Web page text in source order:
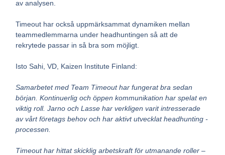
av analysen.
Timeout har också uppmärksammat dynamiken mellan
teammedlemmarna under headhuntingen så att de
rekrytede passar in så bra som möjligt.
Isto Sahi, VD, Kaizen Institute Finland:
Samarbetet med Team Timeout har fungerat bra sedan
början. Kontinuerlig och öppen kommunikation har spelat en
viktig roll. Jarno och Lasse har verkligen varit intresserade
av vårt företags behov och har aktivt utvecklat headhunting -
processen.
Timeout har hittat skicklig arbetskraft för utmanande roller –